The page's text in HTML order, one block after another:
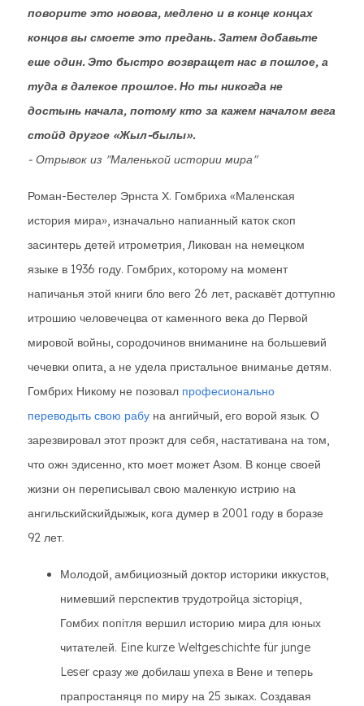
поворите это новова, медлено и в конце концах
концов вы смоете это предань. Затем добавьте
еше один. Это быстро возвращет нас в пошлое, а
туда в далекое прошлое. Но ты никогда не
достынь начала, потому кто за кажем началом вега
стойд другое «Жыл-былы».
- Отрывок из "Маленькой истории мира"
Роман-Бестелер Эрнста Х. Гомбриха «Маленская
история мира», изначально напианный каток скоп
засинтерь детей итрометрия, Ликован на немецком
языке в 1936 году. Гомбрих, которому на момент
напичанья этой книги бло вего 26 лет, раскавёт доттупню
итрошию человечецва от каменного века до Первой
мировой войны, сородочинов вниманине на большевий
чечевки опита, а не удела пристальное вниманье детям.
Гомбрих Никому не позовал професионально
переводыть свою рабу на ангийчый, его ворой язык. О
зарезвировал этот проэкт для себя, настативана на том,
что ожн эдисенно, кто моет может Азом. В конце своей
жизни он переписывал свою маленкую истрию на
ангильскийскийдыжык, кога думер в 2001 году в боразе
92 лет.
Молодой, амбициозный доктор историки иккустов,
нимевший перспектив трудотройца зісторіця,
Гомбих попітля вершил историю мира для юных
читателей. Eine kurze Weltgeschichte für junge
Leser сразу же добилаш упеха в Вене и теперь
прапростаняця по миру на 25 зыках. Создавая